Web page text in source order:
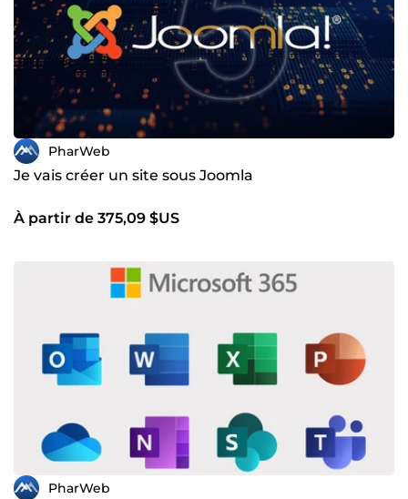
PharWeb
Je vais créer un site sous Joomla
À partir de 375,09 $US
PharWeb